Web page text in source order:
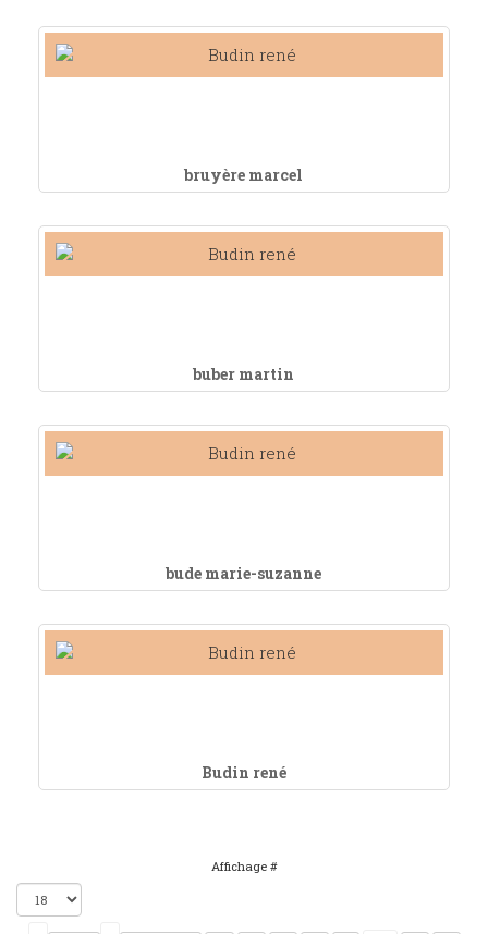
bruyère marcel
buber martin
bude marie-suzanne
Budin rené
Affichage #